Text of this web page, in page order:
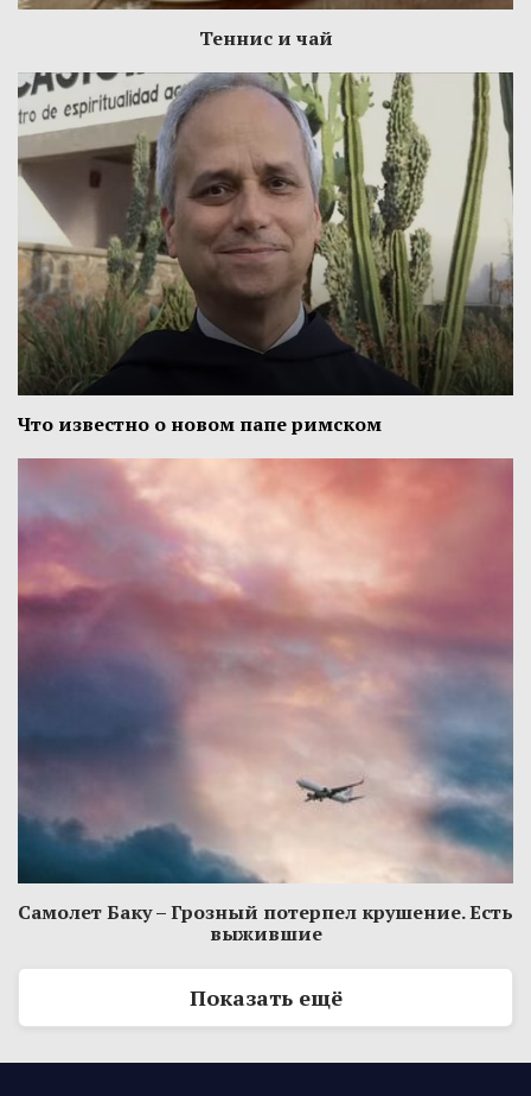
Теннис и чай
Что известно о новом папе римском
Самолет Баку – Грозный потерпел крушение. Есть
выжившие
Показать ещё